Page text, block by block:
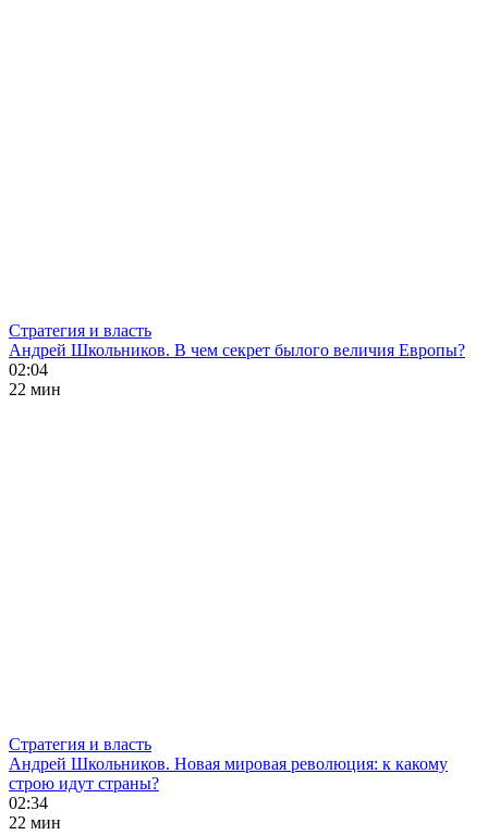
Стратегия и власть
Андрей Школьников. В чем секрет былого величия Европы?
02:04
22 мин
Стратегия и власть
Андрей Школьников. Новая мировая революция: к какому
строю идут страны?
02:34
22 мин